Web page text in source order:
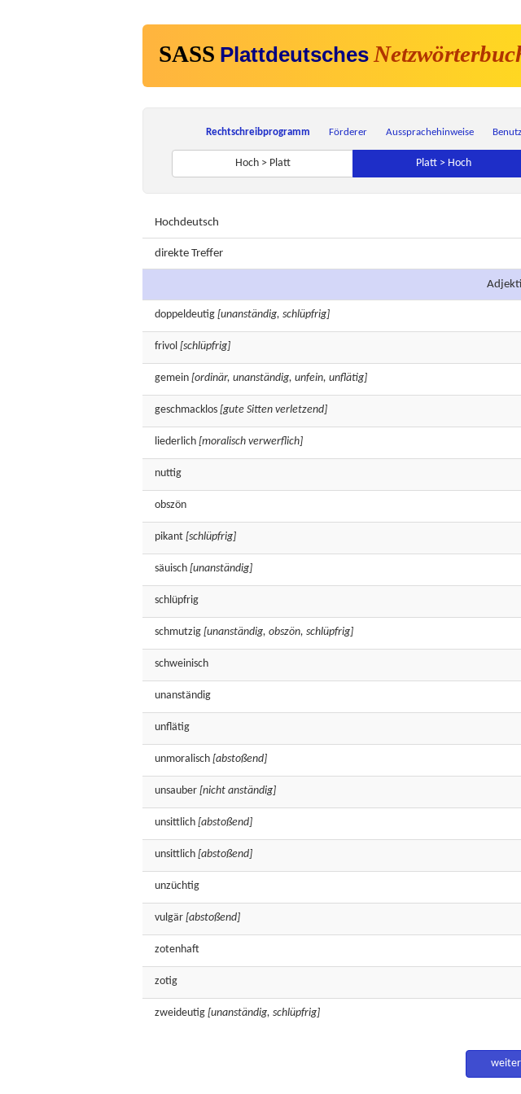
SASS Plattdeutsches
Rechtschreibprogramm Förderer Aussprachehinweise
Hoch > Platt Platt > Hoch
Hochdeutsch
direkte Treffer
doppeldeutig [unanständig, schlüpfrig]
frivol [schlüpfrig]
gemein [ordinär, unanständig, unfein, unflätig]
geschmacklos [gute Sitten verletzend]
liederlich [moralisch verwerflich]
nuttig
obszön
pikant [schlüpfrig]
säuisch [unanständig]
schlüpfrig
schmutzig [unanständig, obszön, schlüpfrig]
schweinisch
unanständig
unflätig
unmoralisch [abstoßend]
unsauber [nicht anständig]
unsittlich [abstoßend]
unsittlich [abstoßend]
unzüchtig
vulgär [abstoßend]
zotenhaft
zotig
zweideutig [unanständig, schlüpfrig]